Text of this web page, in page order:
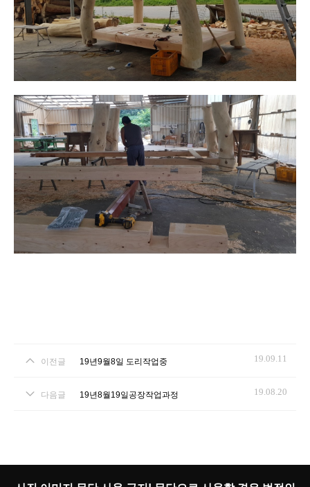
이전글 19년9월8일 도리작업중 19.09.11
다음글 19년8월19일공장작업과정 19.08.20